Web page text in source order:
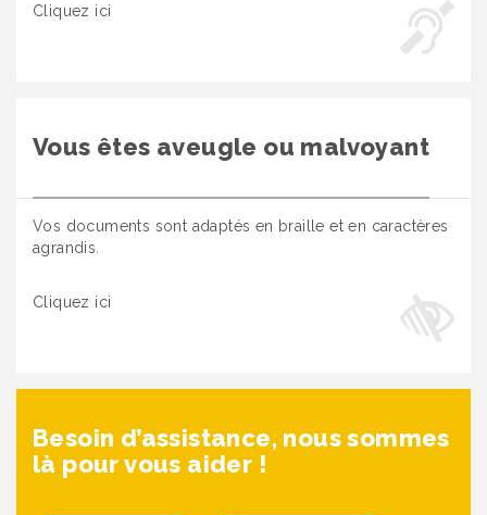
Cliquez ici
Vous êtes aveugle ou malvoyant
Vos documents sont adaptés en braille et en caractères
agrandis.
Cliquez ici
Besoin d’assistance, nous sommes
là pour vous aider !